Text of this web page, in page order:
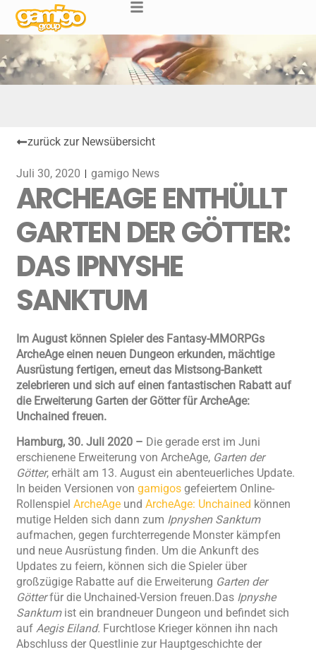
zurück zur Newsübersicht
Juli 30, 2020 gamigo News
ARCHEAGE ENTHÜLLT
GARTEN DER GÖTTER:
DAS IPNYSHE
SANKTUM
Im August können Spieler des Fantasy-MMORPGs
ArcheAge einen neuen Dungeon erkunden, mächtige
Ausrüstung fertigen, erneut das Mistsong-Bankett
zelebrieren und sich auf einen fantastischen Rabatt auf
die Erweiterung Garten der Götter für ArcheAge:
Unchained freuen.
Hamburg, 30. Juli 2020 – Die gerade erst im Juni
erschienene Erweiterung von ArcheAge, Garten der
Götter, erhält am 13. August ein abenteuerliches Update.
In beiden Versionen vongamigos gefeiertem Online-
RollenspielArcheAge undArcheAge: Unchained können
mutige Helden sich dann zum Ipnyshen Sanktum
aufmachen, gegen furchterregende Monster kämpfen
und neue Ausrüstung finden. Um die Ankunft des
Updates zu feiern, können sich die Spieler über
großzügige Rabatte auf die Erweiterung Garten der
Götterfür die Unchained-Version freuen.Das Ipnyshe
Sanktumist ein brandneuer Dungeon und befindet sich
aufAegis Eiland. Furchtlose Krieger können ihn nach
Abschluss der Questlinie zur Hauptgeschichte der